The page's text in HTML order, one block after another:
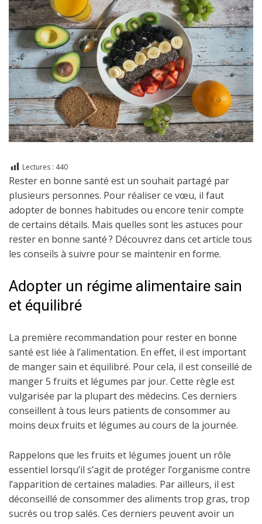
Lectures : 440
Rester en bonne santé est un souhait partagé par
plusieurs personnes. Pour réaliser ce vœu, il faut
adopter de bonnes habitudes ou encore tenir compte
de certains détails. Mais quelles sont les astuces pour
rester en bonne santé ? Découvrez dans cet article tous
les conseils à suivre pour se maintenir en forme.
Adopter un régime alimentaire sain
et équilibré
La première recommandation pour rester en bonne
santé est liée à l’alimentation. En effet, il est important
de manger sain et équilibré. Pour cela, il est conseillé de
manger 5 fruits et légumes par jour. Cette règle est
vulgarisée par la plupart des médecins. Ces derniers
conseillent à tous leurs patients de consommer au
moins deux fruits et légumes au cours de la journée.
Rappelons que les fruits et légumes jouent un rôle
essentiel lorsqu’il s’agit de protéger l’organisme contre
l’apparition de certaines maladies. Par ailleurs, il est
déconseillé de consommer des aliments trop gras, trop
sucrés ou trop salés. Ces derniers peuvent avoir un